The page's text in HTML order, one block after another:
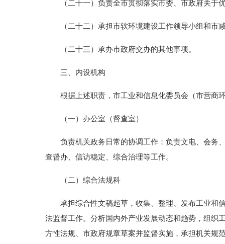
（二十一）负责全市贯彻落实市委、市政府关于
（二十二）承担市软环境建设工作领导小组和市
（二十三）承办市政府交办的其他事项。
三、内设机构
根据上述职责，市工业和信息化委员会（市营商
（一）办公室（督查室）
负责机关政务日常的协调工作；负责文电、会务、
查督办、信访稳定、综合治理等工作。
（二）综合法规科
承担综合性文稿起草，收集、整理、发布工业和信
法监督工作。分析国内外产业发展动态和趋势，组织
方性法规、市政府规章草案并监督实施，承担机关规